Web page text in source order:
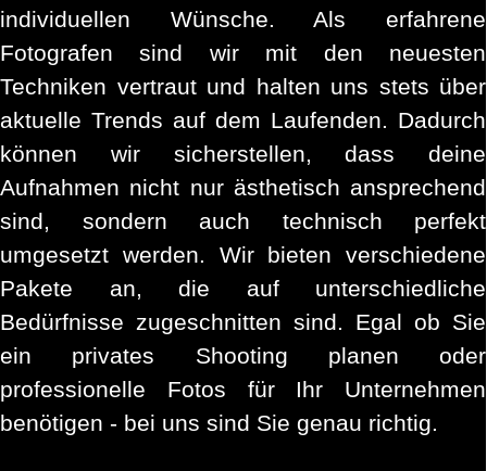
individuellen Wünsche. Als erfahrene
Fotografen sind wir mit den neuesten
Techniken vertraut und halten uns stets über
aktuelle Trends auf dem Laufenden. Dadurch
können wir sicherstellen, dass deine
Aufnahmen nicht nur ästhetisch ansprechend
sind, sondern auch technisch perfekt
umgesetzt werden. Wir bieten verschiedene
Pakete an, die auf unterschiedliche
Bedürfnisse zugeschnitten sind. Egal ob Sie
ein privates Shooting planen oder
professionelle Fotos für Ihr Unternehmen
benötigen - bei uns sind Sie genau richtig.